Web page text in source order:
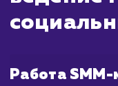
обновления.
сразу, но